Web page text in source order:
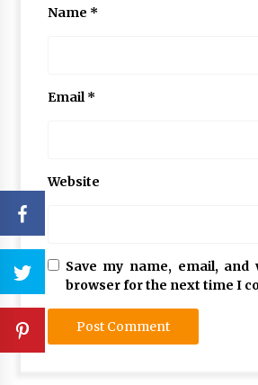
Name *
Email*
Website
Save my name, email, and
browser for the next time I